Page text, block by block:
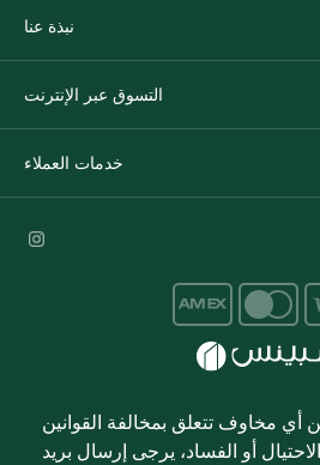
نبذة عنا
التسوق عبر الإنترنت
خدمات العملاء
أي مخاوف تتعلق بمخالفة القوانين
أو الفساد، يرجى إرسال بريد